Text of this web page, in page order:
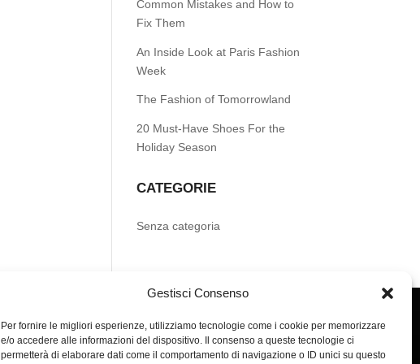
Gestisci Consenso
Per fornire le migliori esperienze, utilizziamo tecnologie come i cookie per memorizzare
e/o accedere alle informazioni del dispositivo. Il consenso a queste tecnologie ci
permetterà di elaborare dati come il comportamento di navigazione o ID unici su questo
Common Mistakes and How to
Fix Them
An Inside Look at Paris Fashion
Week
The Fashion of Tomorrowland
20 Must-Have Shoes For the
Holiday Season
CATEGORIE
Senza categoria